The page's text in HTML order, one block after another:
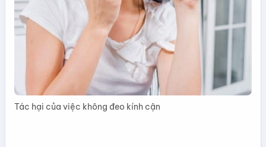
Tác hại của việc không đeo kính cận